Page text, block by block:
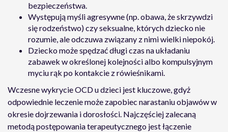
bezpieczeństwa.
Występują myśli agresywne (np. obawa, że skrzywdzi
się rodzeństwo) czy seksualne, których dziecko nie
rozumie, ale odczuwa związany z nimi wielki niepokój.
Dziecko może spędzać długi czas na układaniu
zabawek w określonej kolejności albo kompulsyjnym
myciu rąk po kontakcie z rówieśnikami.
Wczesne wykrycie OCD u dzieci jest kluczowe, gdyż
odpowiednie leczenie może zapobiec narastaniu objawów w
okresie dojrzewania i dorosłości. Najczęściej zalecaną
metodą postępowania terapeutycznego jest łączenie